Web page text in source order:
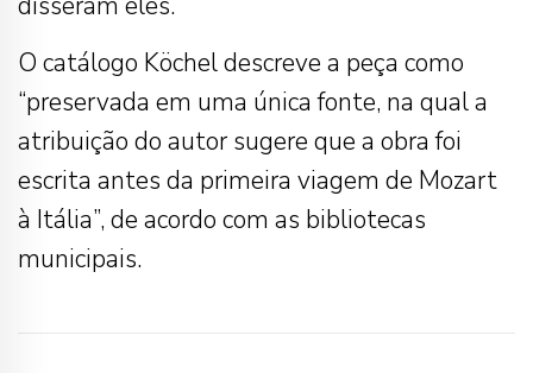
O catálogo Köchel descreve a peça como
“preservada em uma única fonte, na qual a
atribuição do autor sugere que a obra foi
escrita antes da primeira viagem de Mozart
à Itália”, de acordo com as bibliotecas
municipais.